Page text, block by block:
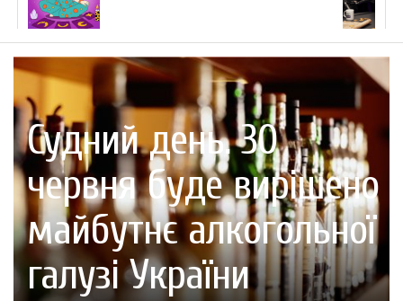
КНИГИ
Судний день. 30
червня буде вирішено
майбутнє алкогольної
галузі України